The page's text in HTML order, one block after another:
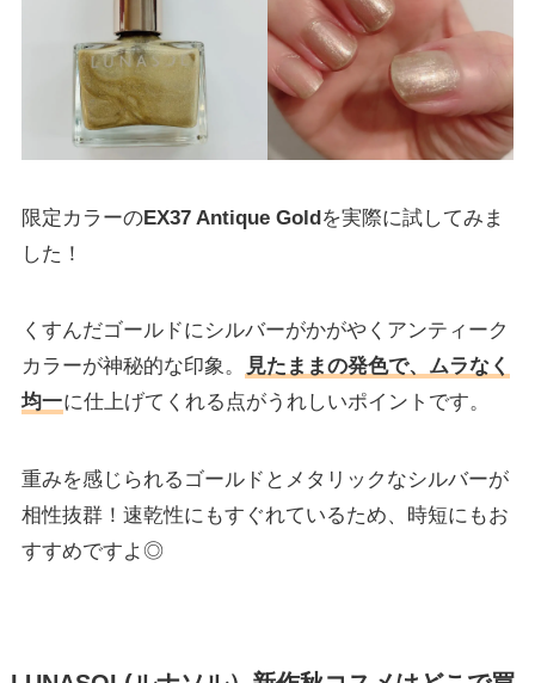
限定カラーのEX37 Antique Gold を実際に試してみま
した！
くすんだゴールドにシルバーがかがやくアンティーク
カラーが神秘的な印象。
見たままの発色で、ムラなく
均一に仕上げてくれる点がうれしいポイントです。
重みを感じられるゴールドとメタリックなシルバーが
相性抜群！速乾性にもすぐれているため、時短にもお
すすめですよ◎